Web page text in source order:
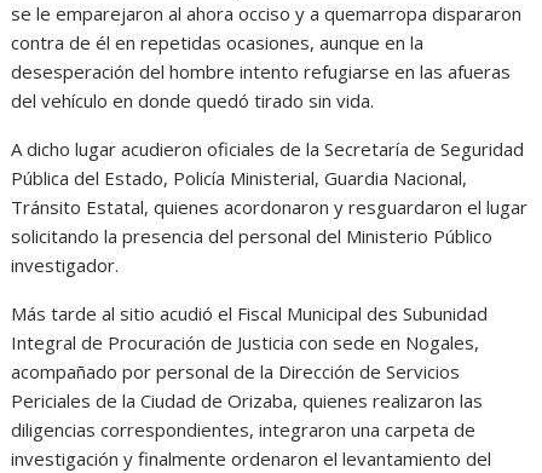
se le emparejaron al ahora occiso y a quemarropa dispararon
contra de él en repetidas ocasiones, aunque en la
desesperación del hombre intento refugiarse en las afueras
del vehículo en donde quedó tirado sin vida.
A dicho lugar acudieron oficiales de la Secretaría de Seguridad
Pública del Estado, Policía Ministerial, Guardia Nacional,
Tránsito Estatal, quienes acordonaron y resguardaron el lugar
solicitando la presencia del personal del Ministerio Público
investigador.
Más tarde al sitio acudió el Fiscal Municipal des Subunidad
Integral de Procuración de Justicia con sede en Nogales,
acompañado por personal de la Dirección de Servicios
Periciales de la Ciudad de Orizaba, quienes realizaron las
diligencias correspondientes, integraron una carpeta de
investigación y finalmente ordenaron el levantamiento del